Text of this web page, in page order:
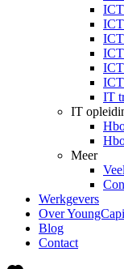
ICT
ICT
ICT
IT
IT
Meer
Werkgevers
Over
Blog
Contact